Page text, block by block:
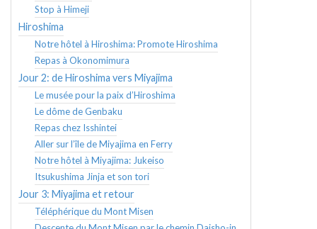
Stop à Himeji
Hiroshima
Notre hôtel à Hiroshima: Promote Hiroshima
Repas à Okonomimura
Jour 2: de Hiroshima vers Miyajima
Le musée pour la paix d’Hiroshima
Le dôme de Genbaku
Repas chez Isshintei
Aller sur l’île de Miyajima en Ferry
Notre hôtel à Miyajima: Jukeiso
Itsukushima Jinja et son tori
Jour 3: Miyajima et retour
Téléphérique du Mont Misen